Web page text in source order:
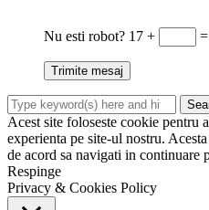
Nu esti robot? 17 +
Acest site foloseste cookie pentru
experienta pe site-ul nostru.
de acord sa navigati in continuare
Respinge
Privacy & Cookies Policy